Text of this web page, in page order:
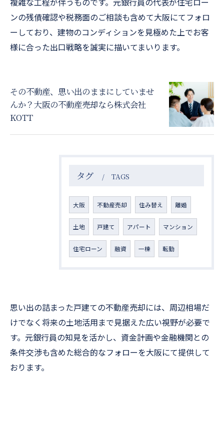
ンの残債確認や税務面のご相談も含めて大阪にてフォロ
ーしており、建物のコンディションを見極めた上でお客
様に合った出口戦略を誠実に描いてまいります。
その不動産、思い出のままにしていませ
んか？大阪の不動産売却なら株式会社
KOTT
タグ TAGS
大阪 不動産売却 住み替え 離婚
土地 戸建て アパート マンション
住宅ローン 融資 一棟 転勤
思い出の詰まった戸建ての不動産売却には、周辺相場だ
けでなく将来の土地活用まで見据えた広い視野が必要で
す。元銀行員の知見を活かし、資金計画や金融機関との
条件交渉も含めた総合的なフォローを大阪にて提供して
おります。